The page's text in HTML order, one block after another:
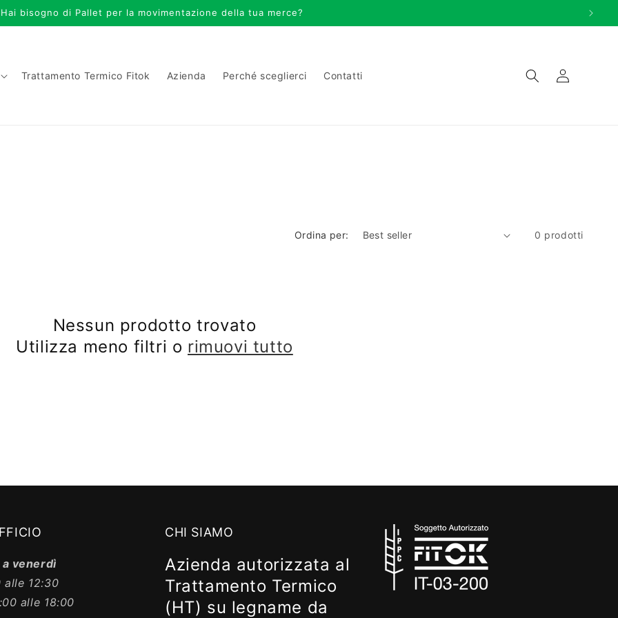
Hai bisogno di Pallet per la movimentazione della tua merce?
Trattamento Termico Fitok Azienda Perché sceglierci Contatti Accedi
Ordina per: 0 prodotti
Nessun prodotto trovato
Utilizza meno filtri o rimuovi tutto
venerdì
alle 12:30
alle 18:00
CHI SIAMO
Azienda autorizzata al
Trattamento Termico
(HT) su legname da